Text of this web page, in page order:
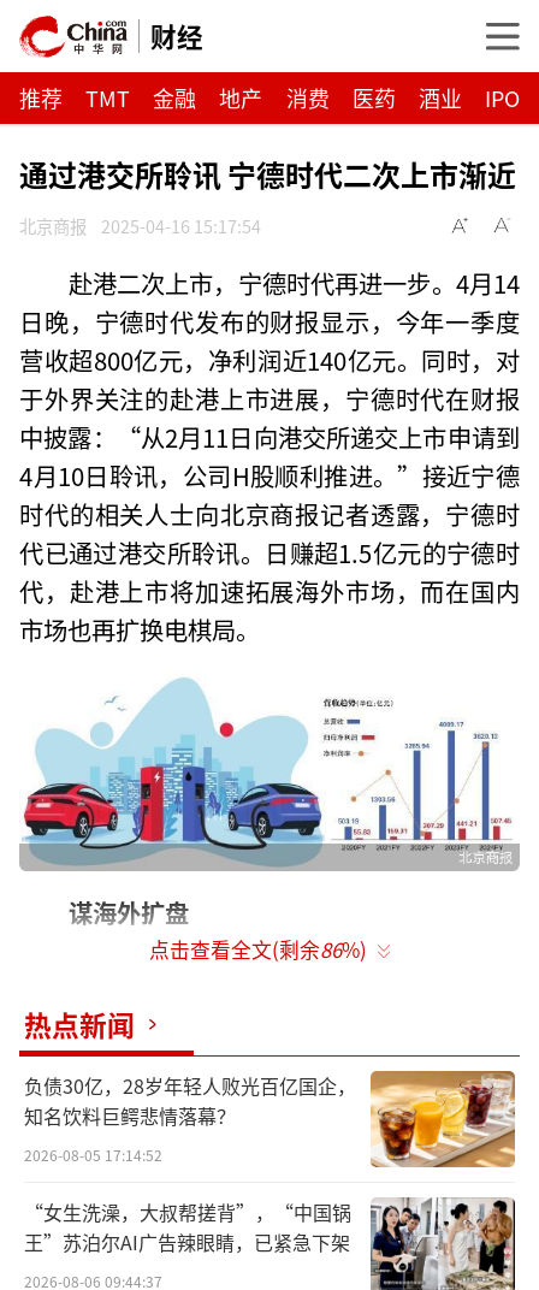
财经
推荐 TMT 金融 地产 消费 医药 酒业 IPO
通过港交所聆讯 宁德时代二次上市渐近
北京商报 2025-04-16 15:17:54
赴港二次上市，宁德时代再进一步。4月14
日晚，宁德时代发布的财报显示，今年一季度
营收超800亿元，净利润近140亿元。同时，对
于外界关注的赴港上市进展，宁德时代在财报
中披露：“从2月11日向港交所递交上市申请到
4月10日聆讯，公司H股顺利推进。”接近宁德
时代的相关人士向北京商报记者透露，宁德时
代已通过港交所聆讯。日赚超1.5亿元的宁德时
代，赴港上市将加速拓展海外市场，而在国内
市场也再扩换电棋局。
谋海外扩盘
2018年，宁德时代在深交所实现A股上
市，上市首日股价大涨44%。如果本次在港交
所成功上市，宁德时代将形成“A+H”股的格
局，其也有望成为港股近年来规模最大的项目
之一。对于此次赴港二次上市，宁德时代相关
人士表示，中国香港联交所上市委员会于今年4
月10日举行上市聆讯，审议宁德时代H股发行
并上市的申请，公司联席保荐人已于今年4月11
日收到联交所发出的信函，其中指出中国香港
点击查看全文(剩余86%)
热点新闻
负债30亿，28岁年轻人败光百亿国企，
知名饮料巨鳄悲情落幕？
2026-08-05 17:14:52
“女生洗澡，大叔帮搓背”，“中国锅
王”苏泊尔AI广告辣眼睛，已紧急下架
2026-08-06 09:44:37